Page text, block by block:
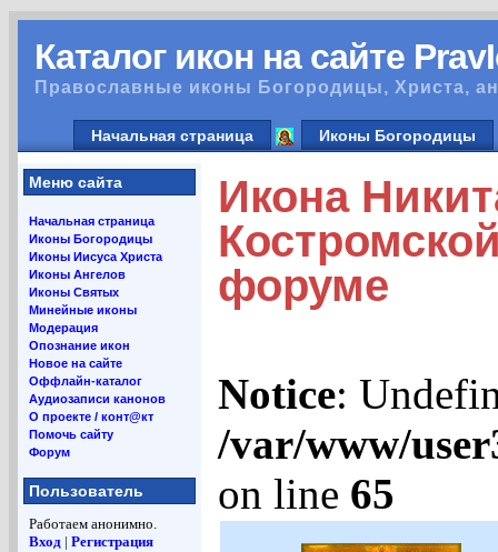
Каталог икон на сайте
Православные иконы Богородицы, Христа,
Начальная страница Иконы Богородицы
Меню сайта
Начальная страница
Иконы Богородицы
Иконы Иисуса Христа
Иконы Ангелов
Иконы Святых
Минейные иконы
Модерация
Опознание икон
Новое на сайте
Оффлайн-каталог
Аудиозаписи канонов
О проекте / конт@кт
Помочь сайту
Форум
Пользователь
Работаем анонимно.
Вход | Регистрация
Икона
форуме
Notice:
/var/www/
on line 65